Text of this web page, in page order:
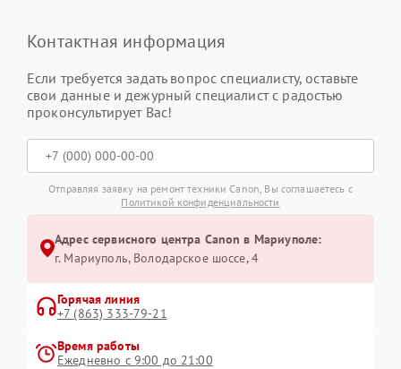
Контактная информация
Если требуется задать вопрос специалисту, оставьте
свои данные и дежурный специалист с радостью
проконсультирует Вас!
Отправляя заявку на ремонт техники Canon, Вы соглашаетесь с
Политикой конфиденциальности
Адрес сервисного центра Canon в Мариуполе:
г. Мариуполь, Володарское шоссе, 4
Горячая линия
+7 (863) 333-79-21
Время работы
Ежедневно с 9:00 до 21:00